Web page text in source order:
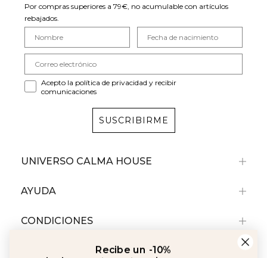
Por compras superiores a 79€, no acumulable con artículos
rebajados.
Acepto la política de privacidad y recibir
comunicaciones
SUSCRIBIRME
UNIVERSO CALMA HOUSE
AYUDA
CONDICIONES
Recibe un -10%